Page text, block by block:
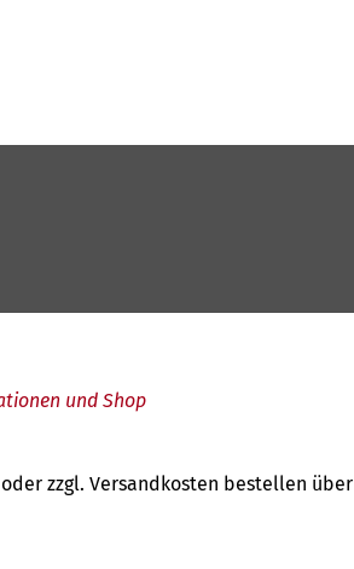
und Shop
zzgl. Versandkosten bestellen über